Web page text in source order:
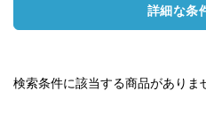
詳細な条
検索条件に該当する商品がありま